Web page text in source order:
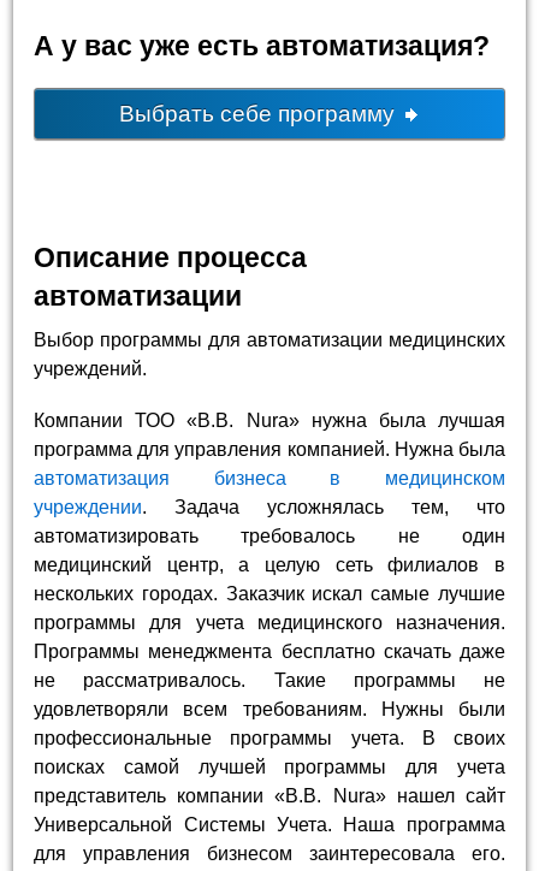
А у вас уже есть автоматизация?
Выбрать себе программу
Описание процесса
автоматизации
Выбор программы для автоматизации медицинских
учреждений.
Компании ТОО «B.B. Nura» нужна была лучшая
программа для управления компанией. Нужна была
автоматизация бизнеса в медицинском
учреждении. Задача усложнялась тем, что
автоматизировать требовалось не один
медицинский центр, а целую сеть филиалов в
нескольких городах. Заказчик искал самые лучшие
программы для учета медицинского назначения.
Программы менеджмента бесплатно скачать даже
не рассматривалось. Такие программы не
удовлетворяли всем требованиям. Нужны были
профессиональные программы учета. В своих
поисках самой лучшей программы для учета
представитель компании «B.B. Nura» нашел сайт
Универсальной Системы Учета. Наша программа
для управления бизнесом заинтересовала его.